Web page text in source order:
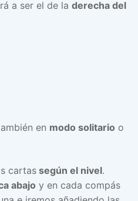
a ser el de la derecha del
en modo solitario o
cartas según el nivel.
abajo y en cada compás